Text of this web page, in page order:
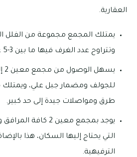
العقارية.
يمتلك المجمع مجموعة من الفلل
وتتراوح عدد الغرف فيها ما بين 3-5 غرف.
طرق ومواصلات جيدة إلى حد كبير.
يوجد بمجمع معين 2
التي يحتاج إليها السكان، هذا
الترفيهية.